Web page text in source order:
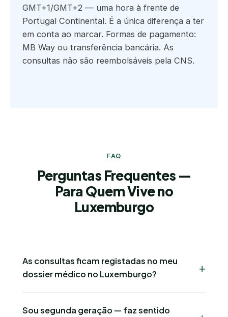
GMT+1/GMT+2 — uma hora à frente de
Portugal Continental. É a única diferença a ter
em conta ao marcar. Formas de pagamento:
MB Way ou transferência bancária. As
consultas não são reembolsáveis pela CNS.
FAQ
Perguntas Frequentes —
Para Quem Vive no
Luxemburgo
As consultas ficam registadas no meu
dossier médico no Luxemburgo?
Sou segunda geração — faz sentido